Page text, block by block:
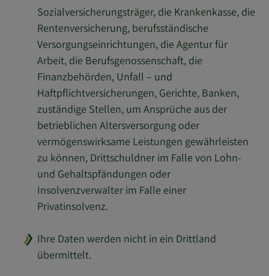
Sozialversicherungsträger, die Krankenkasse, die
Rentenversicherung, berufsständische
Versorgungseinrichtungen, die Agentur für
Arbeit, die Berufsgenossenschaft, die
Finanzbehörden, Unfall – und
Haftpflichtversicherungen, Gerichte, Banken,
zuständige Stellen, um Ansprüche aus der
betrieblichen Altersversorgung oder
vermögenswirksame Leistungen gewährleisten
zu können, Drittschuldner im Falle von Lohn-
und Gehaltspfändungen oder
Insolvenzverwalter im Falle einer
Privatinsolvenz.
Ihre Daten werden nicht in ein Drittland
übermittelt.